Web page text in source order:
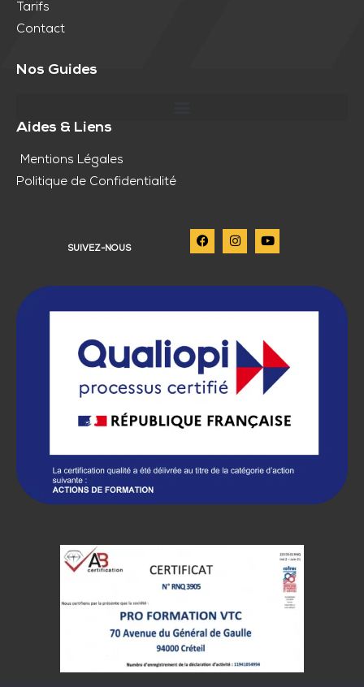
Tarifs
Contact
Nos Guides
Aides & Liens
Mentions Légales
Politique de Confidentialité
SUIVEZ-NOUS